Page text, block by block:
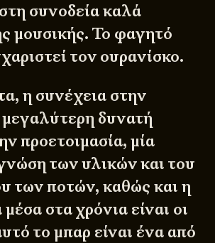
συνοδεία καλά
μουσικής. Το φαγητό
τον ουρανίσκο.
η συνέχεια στην
δυνατή
προετοιμασία, μία
των υλικών και του
των ποτών, καθώς και η
στα χρόνια είναι οι
το μπαρ είναι ένα από